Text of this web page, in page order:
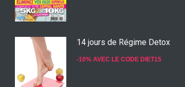
14 jours de Régime Detox
-10% AVEC LE CODE DIET15